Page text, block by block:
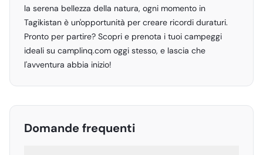
la serena bellezza della natura, ogni momento in
Tagikistan è un'opportunità per creare ricordi duraturi.
Pronto per partire? Scopri e prenota i tuoi campeggi
ideali su camplinq.com oggi stesso, e lascia che
l'avventura abbia inizio!
Domande frequenti